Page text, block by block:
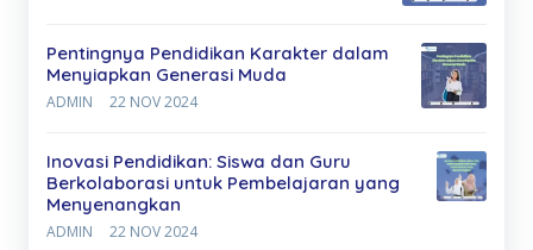
Pentingnya Pendidikan Karakter dalam
Menyiapkan Generasi Muda
ADMIN 22 NOV 2024
Inovasi Pendidikan: Siswa dan Guru
Berkolaborasi untuk Pembelajaran yang
Menyenangkan
ADMIN 22 NOV 2024